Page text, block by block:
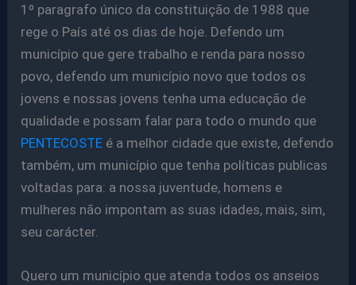
1º paragrafo único da constituição de 1988 que
rege o País até os dias de hoje. Defendo um
município que gere trabalho e renda para nosso
povo, defendo um município novo que todos os
jovens e nossas jovens tenha uma educação de
qualidade e possam falar para todo o mundo que
PENTECOSTE é a melhor cidade que existe, defendo
também, um município que tenha políticas publicas
voltadas para: a nossa juventude, homens e
mulheres não impontam as suas idades, mais, sim,
seu carácter.
Quero um município que atenda todos os anseios